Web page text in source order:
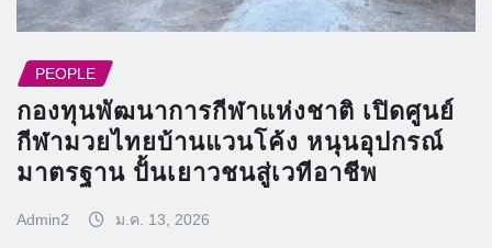
PEOPLE
กองทุนพัฒนาการกีฬาแห่งชาติ เปิดศูนย์
กีฬามวยไทยบ้านแวนโค้ง หนุนอุปกรณ์
มาตรฐาน ปั้นเยาวชนสู่เวทีอาชีพ
Admin2 ม.ค. 13, 2026